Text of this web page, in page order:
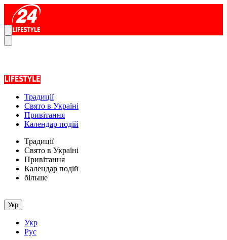
Традиції
Свято в Україні
Привітання
Календар подій
Традиції
Свято в Україні
Привітання
Календар подій
більше
Укр
Укр
Рус